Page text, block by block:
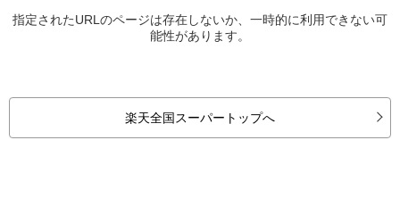
指定されたURLのページは存在しないか、一時的に利用できない可
能性があります。
楽天全国スーパートップへ